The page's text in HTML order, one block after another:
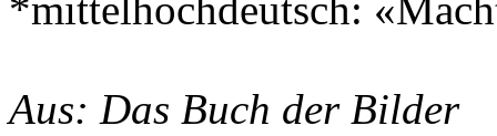
Aus: Das Buch der Bilder